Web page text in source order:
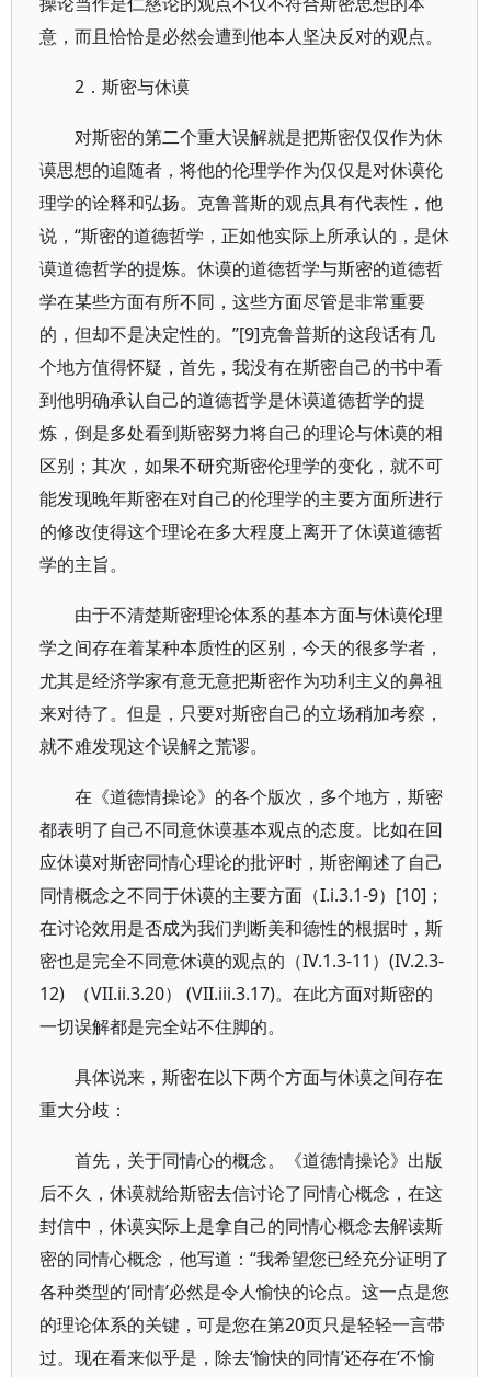
意，而且恰恰是必然会遭到他本人坚决反对的观点。
2．斯密与休谟
对斯密的第二个重大误解就是把斯密仅仅作为休
谟思想的追随者，将他的伦理学作为仅仅是对休谟伦
理学的诠释和弘扬。克鲁普斯的观点具有代表性，他
说，“斯密的道德哲学，正如他实际上所承认的，是休
谟道德哲学的提炼。休谟的道德哲学与斯密的道德哲
学在某些方面有所不同，这些方面尽管是非常重要
的，但却不是决定性的。”[9]克鲁普斯的这段话有几
个地方值得怀疑，首先，我没有在斯密自己的书中看
到他明确承认自己的道德哲学是休谟道德哲学的提
炼，倒是多处看到斯密努力将自己的理论与休谟的相
区别；其次，如果不研究斯密伦理学的变化，就不可
能发现晚年斯密在对自己的伦理学的主要方面所进行
的修改使得这个理论在多大程度上离开了休谟道德哲
学的主旨。
由于不清楚斯密理论体系的基本方面与休谟伦理
学之间存在着某种本质性的区别，今天的很多学者，
尤其是经济学家有意无意把斯密作为功利主义的鼻祖
来对待了。但是，只要对斯密自己的立场稍加考察，
就不难发现这个误解之荒谬。
在《道德情操论》的各个版次，多个地方，斯密
都表明了自己不同意休谟基本观点的态度。比如在回
应休谟对斯密同情心理论的批评时，斯密阐述了自己
同情概念之不同于休谟的主要方面（I.i.3.1-9）[10]；
在讨论效用是否成为我们判断美和德性的根据时，斯
密也是完全不同意休谟的观点的（IV.1.3-11）(IV.2.3-
12) （VII.ii.3.20） (VII.iii.3.17)。在此方面对斯密的
一切误解都是完全站不住脚的。
具体说来，斯密在以下两个方面与休谟之间存在
重大分歧：
首先，关于同情心的概念。《道德情操论》出版
后不久，休谟就给斯密去信讨论了同情心概念，在这
封信中，休谟实际上是拿自己的同情心概念去解读斯
密的同情心概念，他写道：“我希望您已经充分证明了
各种类型的‘同情’必然是令人愉快的论点。这一点是您
的理论体系的关键，可是您在第20页只是轻轻一言带
过。现在看来似乎是，除去‘愉快的同情’还存在‘不愉